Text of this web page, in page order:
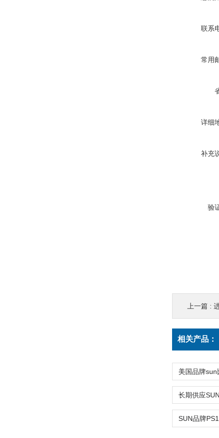
联系
常用
详细
补充
验
上一篇 :
相关产品：